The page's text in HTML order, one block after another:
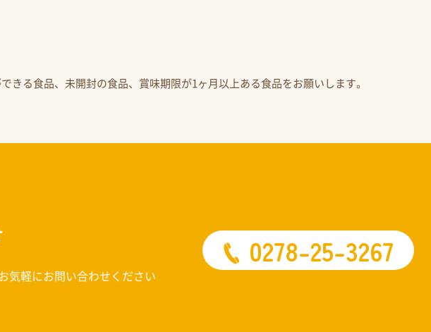
きる食品、未開封の食品、賞味期限が1ヶ月以上ある食品をお願いします。
気軽にお問い合わせください
0278-25-3267